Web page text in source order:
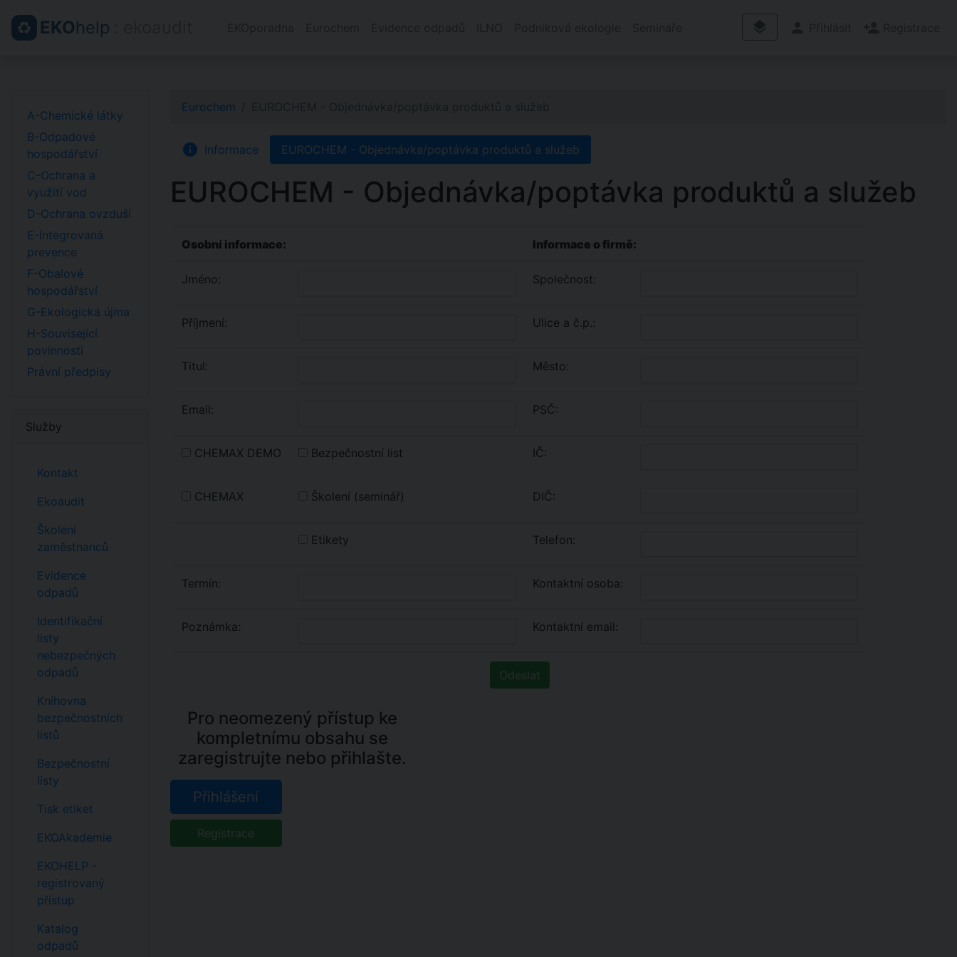
EKOhelp
A-Chemické látky
B-Odpadové
hospodářství
C-Ochrana a
využití vod
D-Ochrana ovzduší
E-Integrovaná
prevence
F-Obalové
hospodářství
G-Ekologická újma
H-Související
povinnosti
Právní předpisy
Služby
Kontakt
Ekoaudit
Školení
zaměstnanců
Evidence
odpadů
Identifikační
listy
nebezpečných
odpadů
Knihovna
bezpečnostních
listů
Bezpečnostní
listy
Tisk etiket
EKOAkademie
EKOHELP -
registrovaný
přístup
Katalog
odpadů
Eurochem
info Informace EUROCHEM - Objednávka/poptávka produktů a služeb
EUROCHEM - Objednávka/poptávka produktů a služeb
Osobní informace: Informace o firmě:
Jméno: Společnost:
Příjmení: Ulice a č.p.:
Titul: Město:
Email: PSČ:
CHEMAX DEMO Bezpečnostní list IČ:
CHEMAX Školení (seminář) DIČ:
Etikety Telefon:
Termín: Kontaktní osoba:
Poznámka: Kontaktní email:
Pro neomezený přístup ke
kompletnímu obsahu se
zaregistrujte nebo přihlašte.
Přihlášení
Registrace